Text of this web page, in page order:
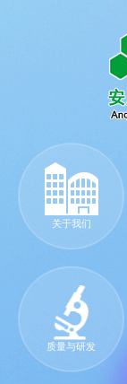
关于我们
质量与研发